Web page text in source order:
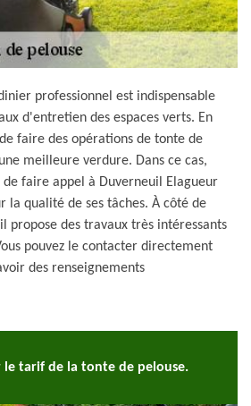
professionnel est indispensable
d'entretien des espaces verts. En
faire des opérations de tonte de
meilleure verdure. Dans ce cas,
de faire appel à Duverneuil Elagueur
la qualité de ses tâches. À côté de
propose des travaux très intéressants
pouvez le contacter directement
des renseignements
le tarif de la tonte de pelouse.